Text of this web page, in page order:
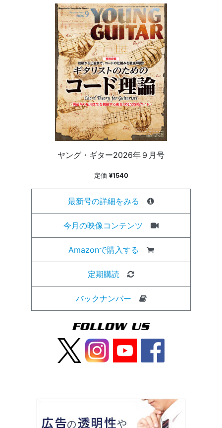
ヤング・ギター2026年９月号
定価 ¥1540
最新号の詳細をみる
今月の映像コンテンツ
Amazonで購入する
定期購読
バックナンバー